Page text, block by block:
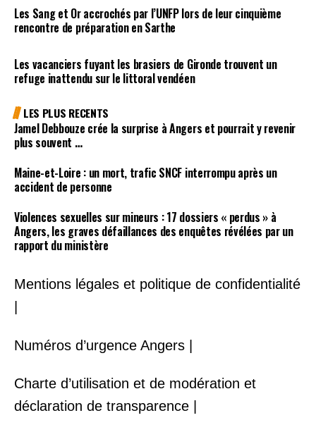
Les Sang et Or accrochés par l’UNFP lors de leur cinquième
rencontre de préparation en Sarthe
Les vacanciers fuyant les brasiers de Gironde trouvent un
refuge inattendu sur le littoral vendéen
LES PLUS RECENTS
Jamel Debbouze crée la surprise à Angers et pourrait y revenir
plus souvent …
Maine-et-Loire : un mort, trafic SNCF interrompu après un
accident de personne
Violences sexuelles sur mineurs : 17 dossiers « perdus » à
Angers, les graves défaillances des enquêtes révélées par un
rapport du ministère
Mentions légales et politique de confidentialité
Numéros d’urgence Angers |
Charte d’utilisation et de modération et
déclaration de transparence |